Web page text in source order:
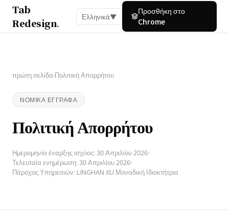
Tab
Redesign. Ελληνικά▼
Προσθήκη στο
Chrome
πρώτη σελίδα›Πολιτική Απορρήτου
ΝΟΜΙΚΆ ΈΓΓΡΑΦΑ
Πολιτική Απορρήτου
Ημερομηνία έναρξης ισχύος: 30 Απριλίου 2026
Τελευταία ενημέρωση: 30 Απριλίου 2026
Πάροχος Υπηρεσιών: LINGHAN XU Μοναδική Ιδιοκτήτρια